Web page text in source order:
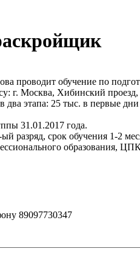
обучение по
г. Москва, Хибинский
два этапа: 25 тыс. в первые
31.01.2017 года.
срок обучения 1-2
образования,
89097730347